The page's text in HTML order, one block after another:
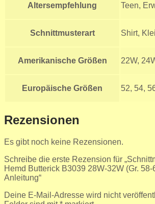
Altersempfehlung Teen,
Schnittmusterart Shirt,
Amerikanische Größen 22W,
Europäische Größen 52, 54,
Rezensionen
Es gibt noch keine Rezensionen.
Schreibe die erste Rezension für
Hemd Butterick B3039 28W-32W (Gr.
Anleitung“
Deine E-Mail-Adresse wird nicht